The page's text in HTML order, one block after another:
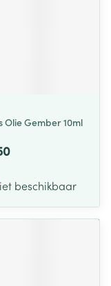
Olie Gember 10ml
beschikbaar